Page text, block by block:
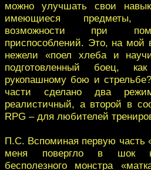
можно улучшать свои
имеющиеся предметы,
возможности при
приспособлений. Это, на мой
нежели «поел хлеба и
подготовленный боец,
рукопашному бою и
части сделано два
реалистичный, а второй в
RPG – для любителей
П.С. Вспоминая первую часть
меня повергло в шок
бесполезного монстра